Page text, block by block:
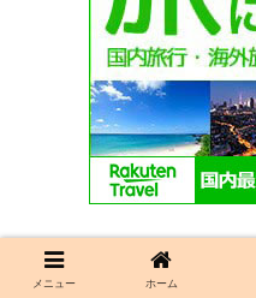
メニュー ホーム